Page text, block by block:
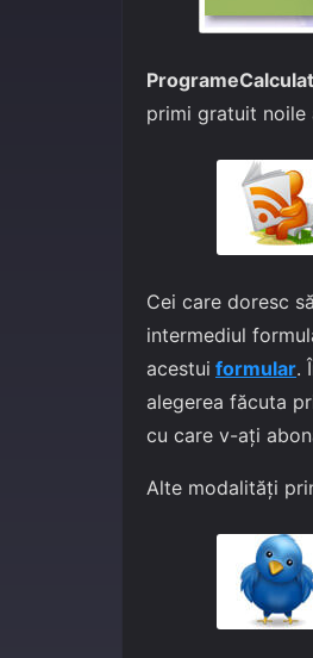
primi gratuit
Cei care doresc
intermediul
acestui formular.
alegerea făcuta
cu care v-ați
Alte modalități